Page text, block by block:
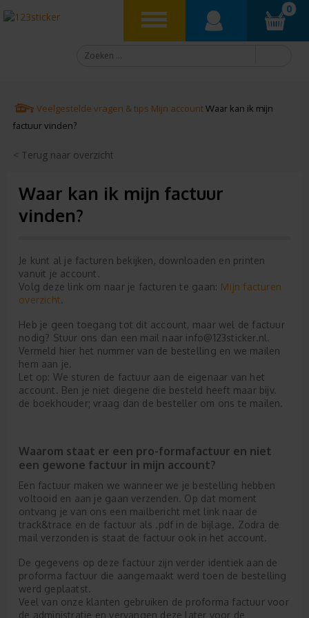
0
Veelgestelde vragen & tips Mijn account Waar kan ik mijn
factuur vinden?
< Terug naar overzicht
Waar kan ik mijn factuur
vinden?
Je kunt al je facturen bekijken, downloaden en printen
vanuit je account.
Volg deze link om naar je facturen te gaan: Mijn facturen
overzicht.
Heb je geen toegang tot dit account, maar wel de factuur
nodig? Stuur ons dan een mail naar info@123sticker.nl.
Vermeld hier het nummer van de bestelling en we mailen
hem aan je.
Let op: We sturen de factuur aan de eigenaar van het
account. Ben je niet diegene die besteld heeft maar bijv.
de boekhouder; vraag dan de besteller om ons te mailen.
Waarom staat er een pro-formafactuur en niet
een gewone factuur in mijn account?
Een factuur maken we wanneer we je bestelling hebben
voltooid en aan je gaan verzenden. Op dat moment
ontvang je van ons een mailbericht met link naar de
track&trace en de factuur als .pdf in de bijlage. Zodra de
mail verzonden is staat de factuur ook in het account.
De gegevens op deze factuur zijn verder identiek aan de
proforma factuur die aangemaakt werd toen de bestelling
werd geplaatst.
Veel van onze klanten gebruiken de proforma factuur voor
de administratie en vervangen deze later voor de